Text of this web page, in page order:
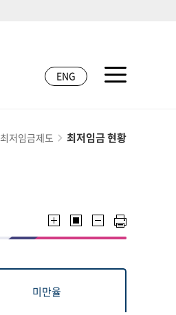
ENG
최저임금제도 최저임금 현황
미만율